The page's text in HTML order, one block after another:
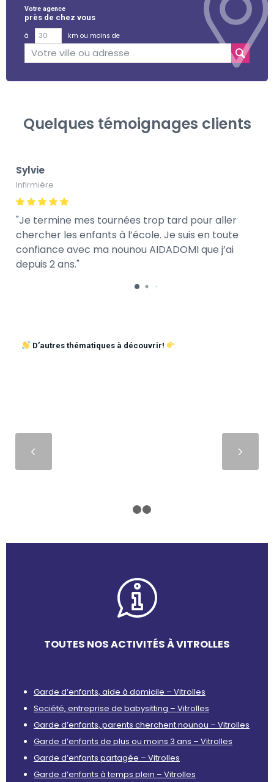
Votre agence
près de chez vous
à
km ou moins de
Quelques témoignages clients
Sylvie
Infirmière
Je termine mes tournées trop tard pour aller
chercher les enfants à l’école. Je suis en toute
confiance avec ma nounou AIDADOMI que j’ai
depuis 2 ans.
D’autres thématiques à découvrir!
TOUTES NOS ACTIVITÉS À VITROLLES
Garde d’enfants, aide à domicile – Vitrolles
Société, entreprise de babysitting – Vitrolles
Garde d’enfants, parents cherchent nounou – Vitrolles
Garde d’enfants de plus ou moins 3 ans – Vitrolles
Garde d’enfants partagée – Vitrolles
Garde d’enfants à temps plein – Vitrolles